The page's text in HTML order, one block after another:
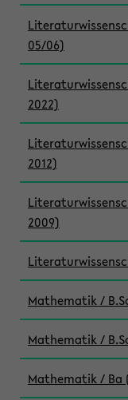
05/06)
2022)
2012)
2009)
Mathematik /
Mathematik /
Mathematik / Ba